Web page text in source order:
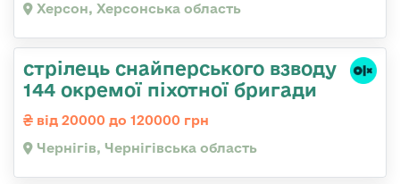
Херсон, Херсонська область
стрілець снайперського взводу
144 окремої піхотної бригади
від 20000 до 120000 грн
Чернігів, Чернігівська область